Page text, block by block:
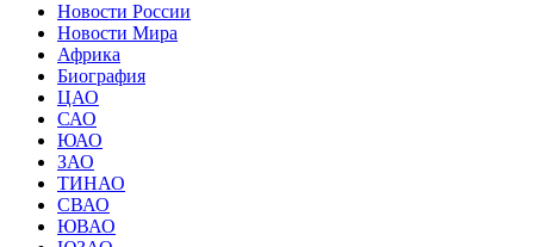
Новости России
Новости Мира
Африка
Биография
ЦАО
САО
ЮАО
ЗАО
ТИНАО
СВАО
ЮВАО